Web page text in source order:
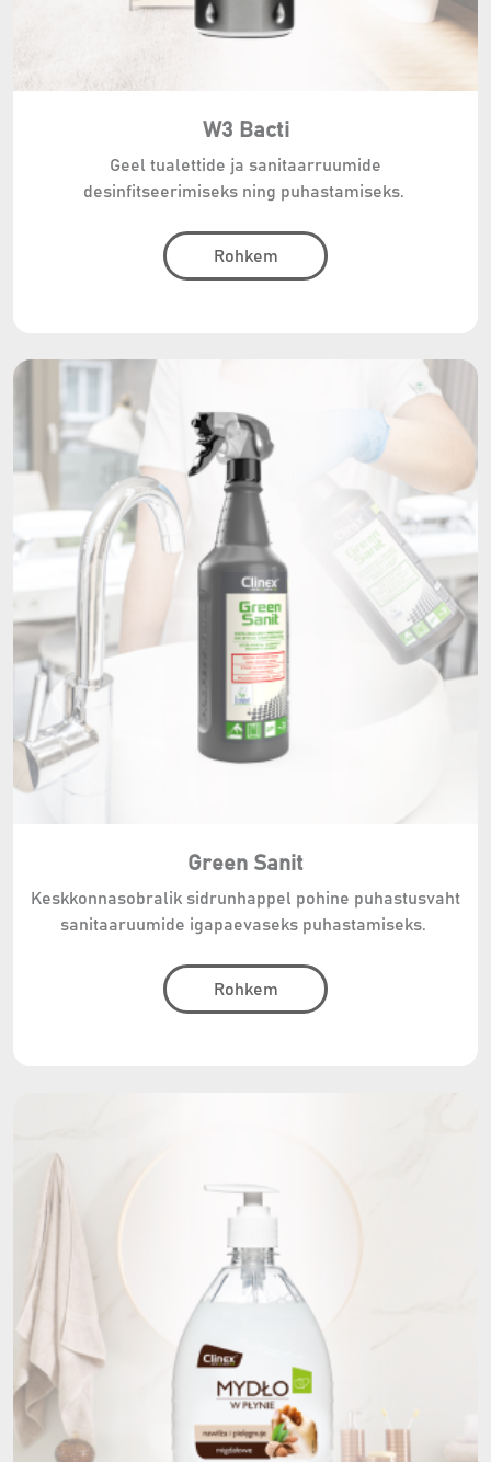
W3 Bacti
Geel tualettide ja sanitaarruumide
desinfitseerimiseks ning puhastamiseks.
Rohkem
Green Sanit
Keskkonnasobralik sidrunhappel pohine puhastusvaht
sanitaaruumide igapaevaseks puhastamiseks.
Rohkem